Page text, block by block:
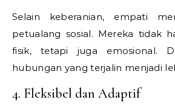
Selain keberanian, empati
petualang sosial. Mereka tidak
fisik, tetapi juga emosional.
hubungan yang terjalin menjadi
4. Fleksibel dan Adaptif